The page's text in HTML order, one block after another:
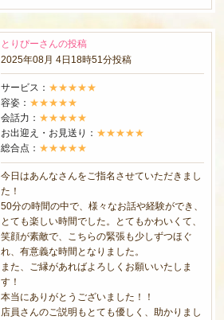
とりぴーさんの投稿
2025年08月 4日18時51分投稿
サービス： ★★★★★
容姿： ★★★★★
会話力： ★★★★★
お出迎え・お見送り： ★★★★★
総合点： ★★★★★
今日はあんなさんをご指名させていただきまし
た！
50分の時間の中で、様々なお話や経験ができ、
とても楽しい時間でした。とてもかわいくて、
笑顔が素敵で、こちらの緊張も少しずつほぐ
れ、有意義な時間となりました。
また、ご縁があればよろしくお願いいたしま
す！
本当にありがとうございました！！
店員さんのご説明もとても優しく、助かりまし